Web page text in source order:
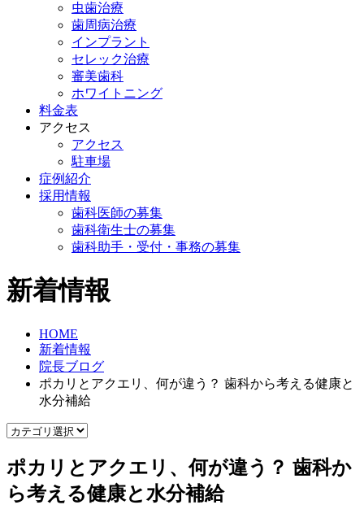
虫歯治療
歯周病治療
インプラント
セレック治療
審美歯科
ホワイトニング
料金表
アクセス
アクセス
駐車場
症例紹介
採用情報
歯科医師の募集
歯科衛生士の募集
歯科助手・受付・事務の募集
新着情報
HOME
新着情報
院長ブログ
ポカリとアクエリ、何が違う？ 歯科から考える健康と
水分補給
ポカリとアクエリ、何が違う？ 歯科か
ら考える健康と水分補給